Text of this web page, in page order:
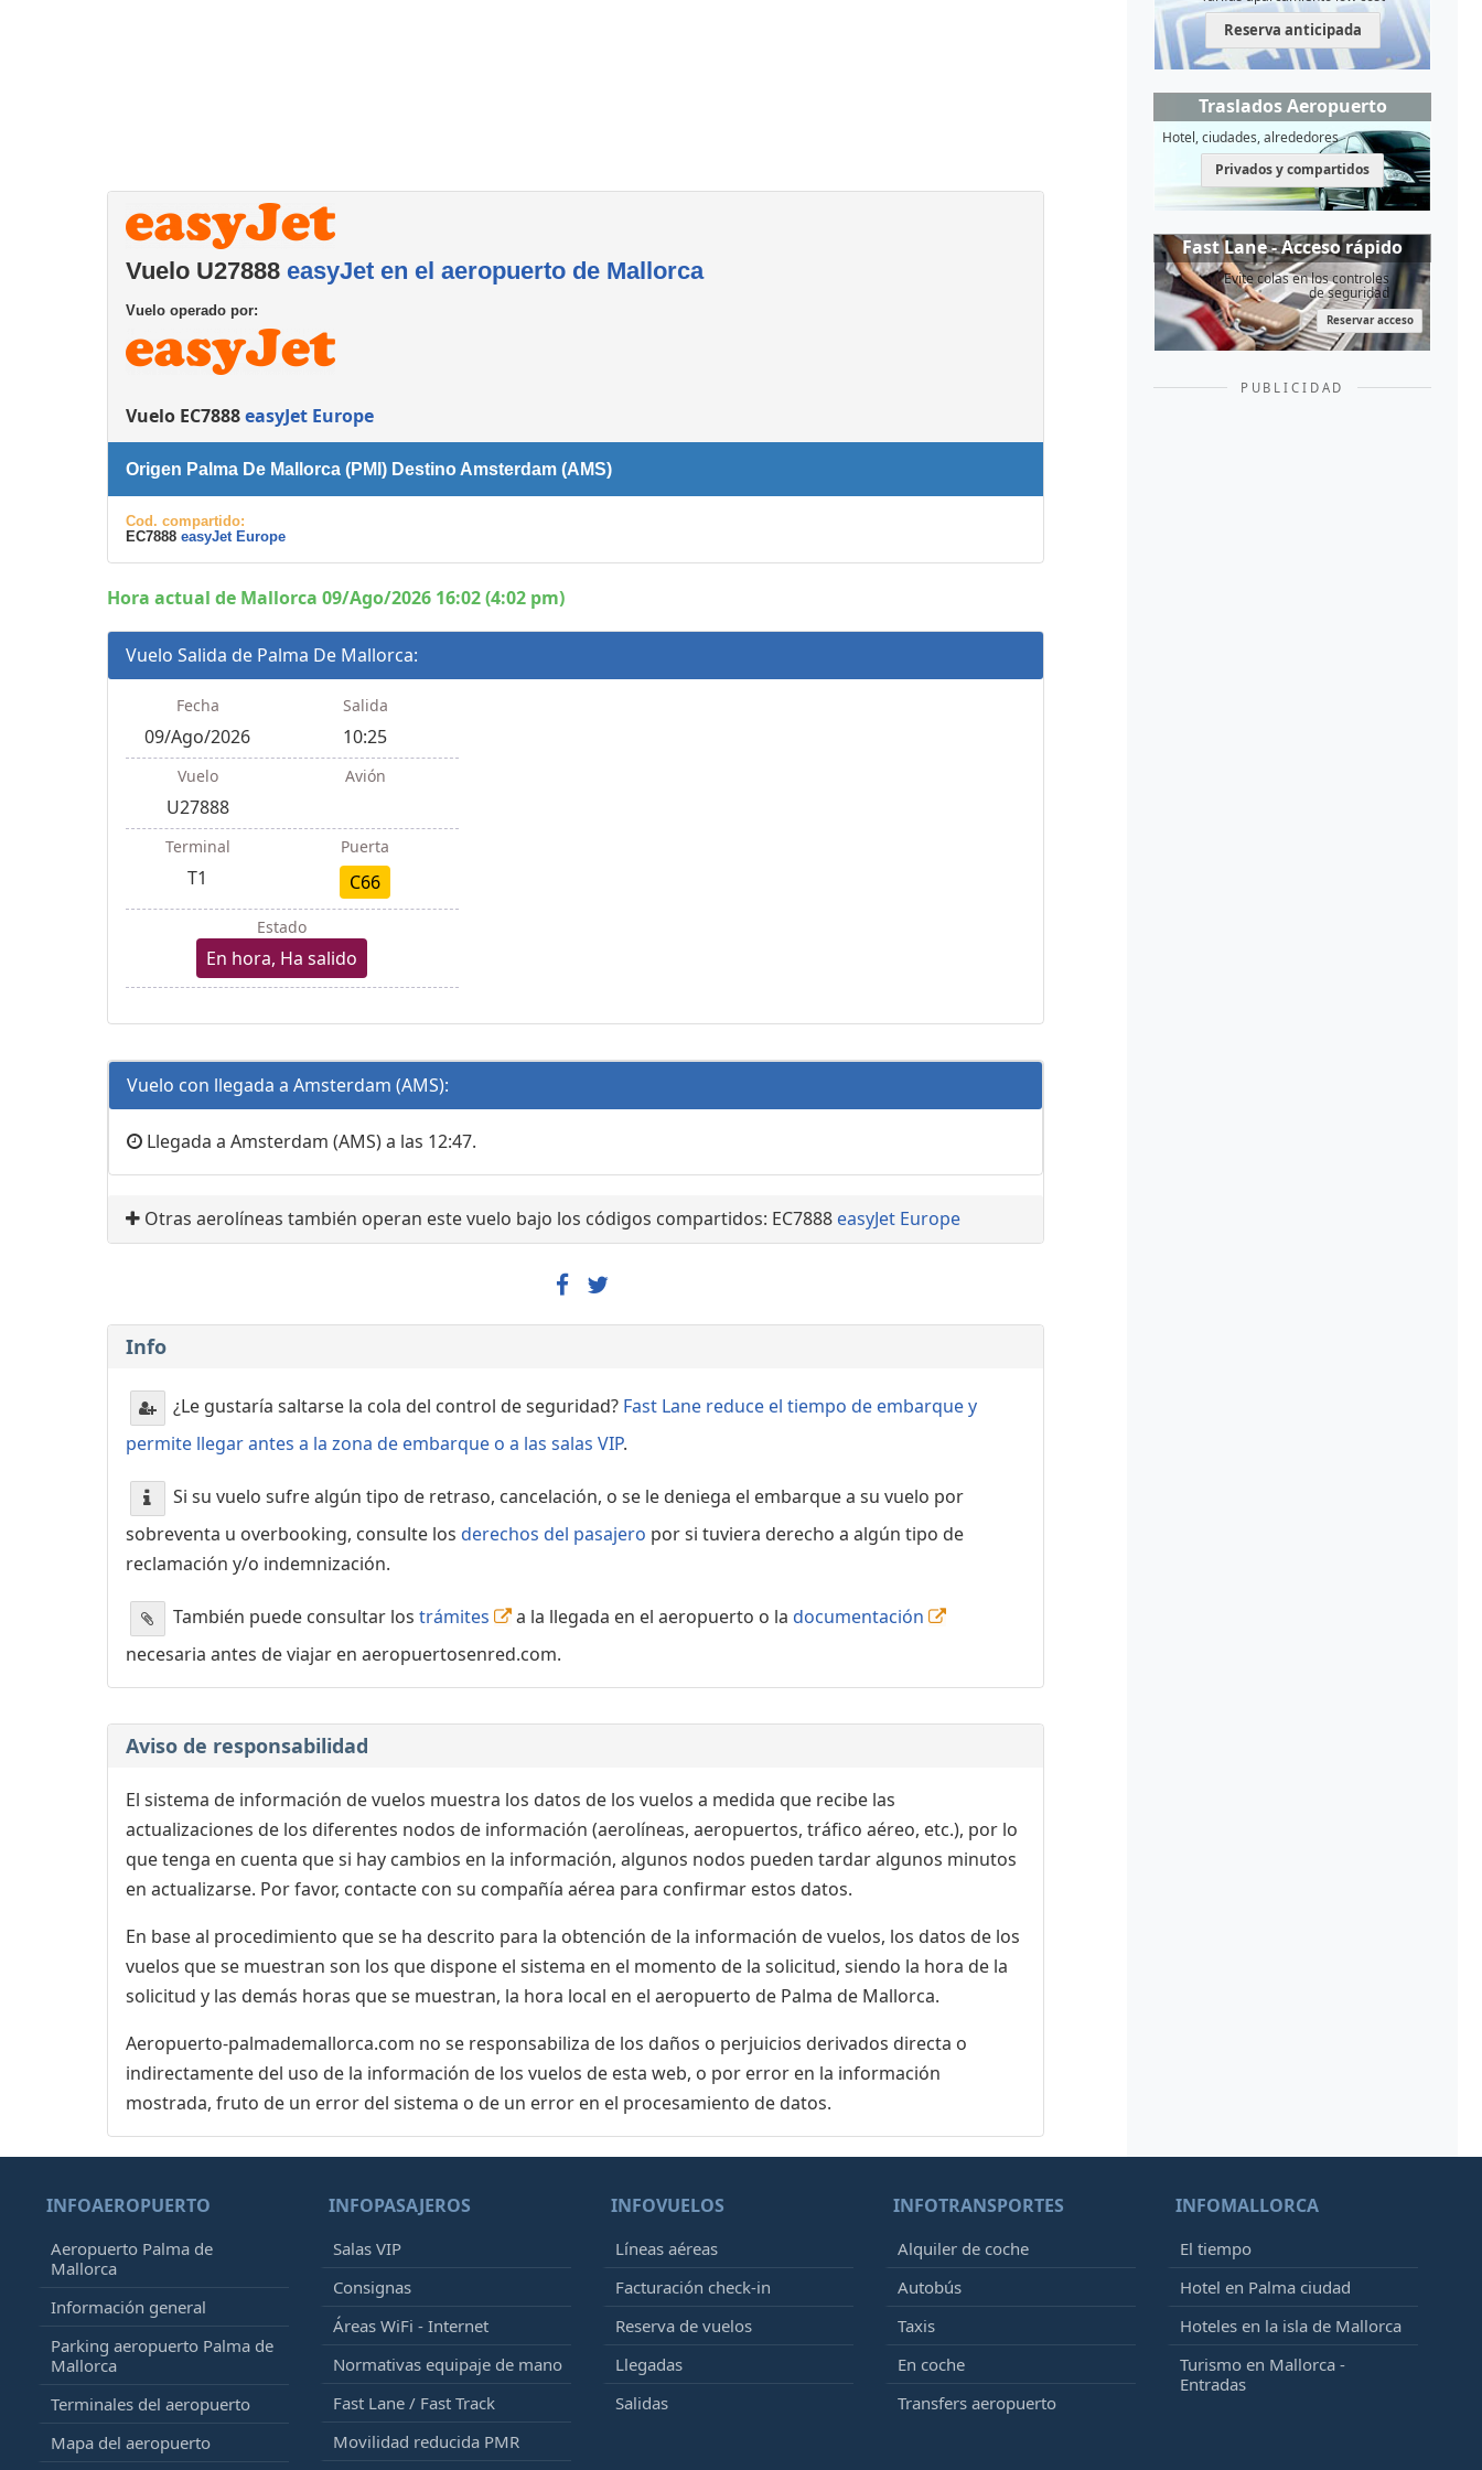
Vuelo U27888 easyJet en el aeropuerto de Mallorca
Vuelo operado por:
Vuelo EC7888easyJet Europe
Origen Palma De Mallorca (PMI) Destino Amsterdam (AMS)
Cod. compartido:
EC7888 easyJet Europe
Hora actual de Mallorca 09/Ago/2026 16:02 (4:02 pm)
Vuelo Salida de Palma De Mallorca:
Fecha
09/Ago/2026
Salida
10:25
Vuelo
U27888
Avión
Terminal
T1
Puerta
C66
Estado
En hora, Ha salido
Vuelo con llegada a Amsterdam (AMS):
Llegada a Amsterdam (AMS) a las 12:47.
Otras aerolíneas también operan este vuelo bajo los códigos compartidos: EC7888 easyJet Europe
Info
¿Le gustaría saltarse la cola del control de seguridad? Fast Lane reduce el tiempo de embarque y
permite llegar antes a la zona de embarque o a las salas VIP.
Si su vuelo sufre algún tipo de retraso, cancelación, o se le deniega el embarque a su vuelo por
sobreventa u overbooking, consulte los derechos del pasajero por si tuviera derecho a algún tipo de
reclamación y/o indemnización.
También puede consultar los trámites a la llegada en el aeropuerto o la documentación
necesaria antes de viajar en aeropuertosenred.com.
Aviso de responsabilidad
El sistema de información de vuelos muestra los datos de los vuelos a medida que recibe las
actualizaciones de los diferentes nodos de información (aerolíneas, aeropuertos, tráfico aéreo, etc.), por lo
que tenga en cuenta que si hay cambios en la información, algunos nodos pueden tardar algunos minutos
en actualizarse. Por favor, contacte con su compañía aérea para confirmar estos datos.
En base al procedimiento que se ha descrito para la obtención de la información de vuelos, los datos de los
vuelos que se muestran son los que dispone el sistema en el momento de la solicitud, siendo la hora de la
solicitud y las demás horas que se muestran, la hora local en el aeropuerto de Palma de Mallorca.
Aeropuerto-palmademallorca.com no se responsabiliza de los daños o perjuicios derivados directa o
indirectamente del uso de la información de los vuelos de esta web, o por error en la información
mostrada, fruto de un error del sistema o de un error en el procesamiento de datos.
Reserva anticipada
Traslados Aeropuerto
Hotel, ciudades, alrededores
Privados y compartidos
Fast Lane - Acceso rápido
Evite colas en los controles
de seguridad
Reservar acceso
PUBLICIDAD
INFOAEROPUERTO
Aeropuerto Palma de
Mallorca
Información general
Parking aeropuerto Palma de
Mallorca
Terminales del aeropuerto
Mapa del aeropuerto
INFOPASAJEROS
Salas VIP
Consignas
Áreas WiFi - Internet
Normativas equipaje de mano
Fast Lane / Fast Track
Movilidad reducida PMR
INFOVUELOS
Líneas aéreas
Facturación check-in
Reserva de vuelos
Llegadas
Salidas
INFOTRANSPORTES
Alquiler de coche
Autobús
Taxis
En coche
Transfers aeropuerto
INFOMALLORCA
El tiempo
Hotel en Palma ciudad
Hoteles en la isla de Mallorca
Turismo en Mallorca -
Entradas